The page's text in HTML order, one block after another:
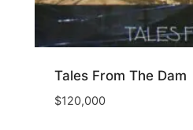
Tales From The Dam
$120,000